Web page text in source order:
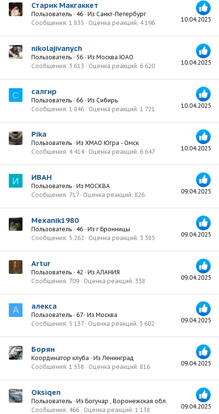
10.04.2025
Старик Макгаккет
Пользователь · 46 · Из Санкт-Петербург
Сообщения 1 835 Оценка реакций 4 196
10.04.2025
nikolajivanych
Пользователь · 56 · Из Москва ЮАО
Сообщения 3 613 Оценка реакций 6 620
С
10.04.2025
салгир
Пользователь · 66 · Из Сибирь
Сообщения 1 846 Оценка реакций 1 721
10.04.2025
Pika
Пользователь · Из ХМАО Югра - Омск
Сообщения 4 414 Оценка реакций 6 647
И
09.04.2025
ИВАН
Пользователь · Из МОСКВА
Сообщения 717 Оценка реакций 826
09.04.2025
Mexanik1980
Пользователь · 46 · Из г Бронницы
Сообщения 5 262 Оценка реакций 3 385
09.04.2025
Artur
Пользователь · 42 · Из АЛАНИЯ
Сообщения 709 Оценка реакций 338
А
09.04.2025
алекса
Пользователь · 67 · Из Москва
Сообщения 5 137 Оценка реакций 3 602
09.04.2025
Борян
Координатор клуба · Из Ленинград
Сообщения 1 558 Оценка реакций 816
09.04.2025
Oksiqen
Пользователь · Из Богучар , Воронежская обл.
Сообщения 466 Оценка реакций 1 138